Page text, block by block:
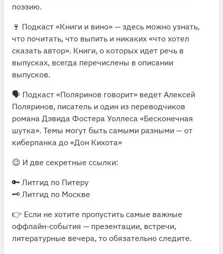
поэзию.
🍷 Подкаст «Кни­ги и вино» — здесь можно узнать,
что почитать, что выпить и никаких «что хотел
сказать автор». Книги, о которых идет речь в
выпусках, всегда перечислены в описании
выпусков.
🗣 Подкаст «Поляринов говорит» ведет Алексей
Поляринов, писатель и один из переводчиков
романа Дэвида Фостера Уоллеса «Бесконечная
шутка». Темы могут быть самыми разными — от
киберпанка до «Дон Кихота»
😉 И две секретные ссылки:
🔑 Литгид по Питеру
🗝 Литгид по Москве
👉 Если не хотите пропустить самые важные
оффлайн-события — презентации, встречи,
литературные вечера, то обязательно следите.